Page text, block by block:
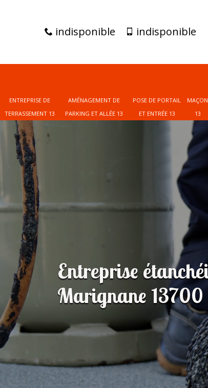
indisponible indisponible
ENTREPRISE DE
TERRASSEMENT 13
AMÉNAGEMENT DE
PARKING ET ALLÉE 13
POSE DE PORTAIL
ET ENTRÉE 13
MAÇON
13
Entreprise
Marignane 13700